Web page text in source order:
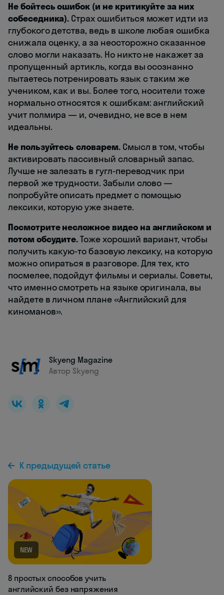
Не бойтесь ошибок (и не критикуйте за них
собеседника). Страх ошибиться может идти из
глубокого детства, ведь в школе любая ошибка
снижала оценку, а за неосторожно сказанное
слово могли наказать. Но никто не накажет за
пропущенный артикль, когда вы осознанно
пытаетесь потренировать язык с таким же
учеником, как и вы. Более того, носители тоже
нормально относятся к ошибкам: английский
учит полмира — и, очевидно, не все в нем
идеальны.
Не пользуйтесь словарем.Смысл в том, чтобы
активировать пассивный словарный запас.
Лучше не залезать в гугл-переводчик при
первой же трудности. Забыли слово —
попробуйте описать предмет с помощью
лексики, которую уже знаете.
Посмотрите несложное видео на английском и
потом обсудите.Тоже хороший вариант, чтобы
получить какую-то базовую лексику, на которую
можно опираться в разговоре. Для тех, кто
посмелее, подойдут фильмы и сериалы. Советы,
что именно смотреть на языке оригинала, вы
найдете в личном плане «Английский для
киноманов».
Skyeng Magazine
Автор Skyeng
К предыдущей статье
NEW
8 простых способов учить
английский без напряжения